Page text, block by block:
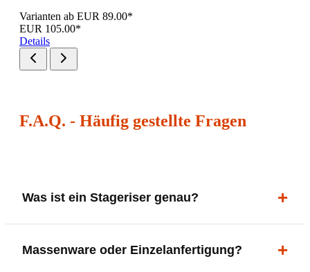
Varianten ab EUR 89.00*
EUR 105.00*
Details
F.A.Q. - Häufig gestellte Fragen
Was ist ein Stageriser genau?
Bühnenpodest für Musiker und Bands. Er hebt dich
Massenware oder Einzelanfertigung?